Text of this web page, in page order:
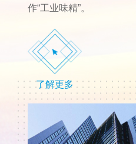
作“工业味精”。
了解更多